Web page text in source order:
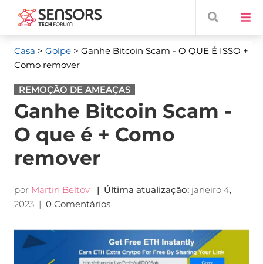
Casa > Golpe> Ganhe Bitcoin Scam - O QUE É ISSO +
Como remover
REMOÇÃO DE AMEAÇAS
Ganhe Bitcoin Scam -
O que é + Como
remover
por Martin Beltov | Última atualização: janeiro 4,
2023| 0 Comentários